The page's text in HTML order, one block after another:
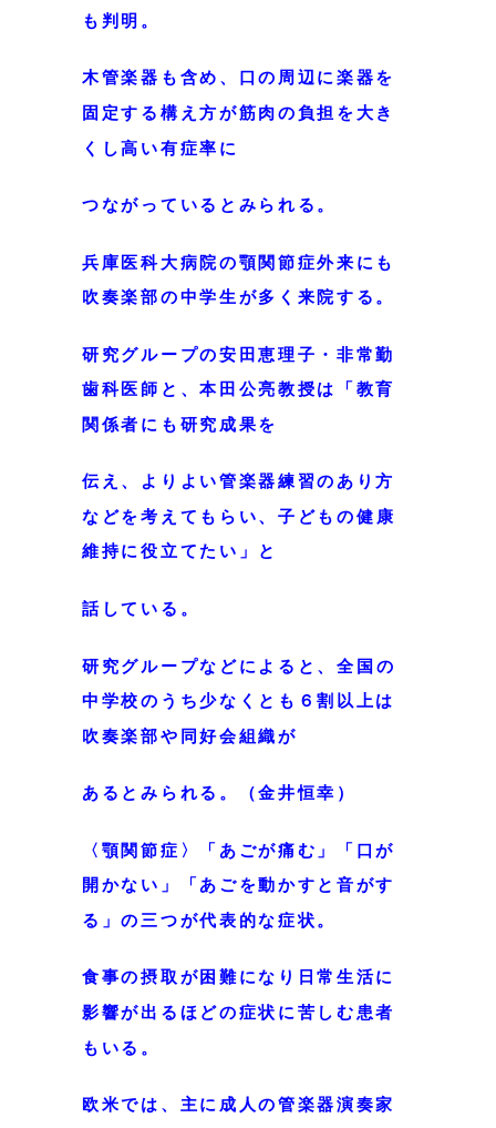
も判明。
木管楽器も含め、口の周辺に楽器を
固定する構え方が筋肉の負担を大き
くし高い有症率に
つながっているとみられる。
兵庫医科大病院の顎関節症外来にも
吹奏楽部の中学生が多く来院する。
研究グループの安田恵理子・非常勤
歯科医師と、本田公亮教授は「教育
関係者に も 研究成果を
伝え、よりよい管楽器練習のあり方
などを考えてもらい、 子どもの健康
維持に役立てたい」と
話している。
研究グループなどによると、全国の
中学校のうち少なくとも６割以上は
吹奏楽部や同好会組織が
あるとみられる。（金井恒幸）
〈顎関節症〉「あごが痛む」「口が
開かない」「あごを動かすと音がす
る」の三つが代表的な症状。
食事の摂取が困難になり日常生活に
影響が出るほどの症状に苦しむ患者
もいる。
欧米では、主に成人の管楽器演奏家